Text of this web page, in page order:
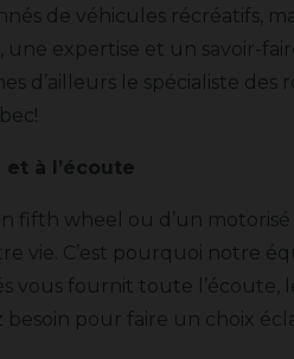
de véhicules récréatifs,
une expertise et un savoir-
d’ailleurs le spécialiste des
à l’écoute
fifth wheel ou d’un
vie. C’est pourquoi notre
vous fournit toute l’écoute,
besoin pour faire un choix